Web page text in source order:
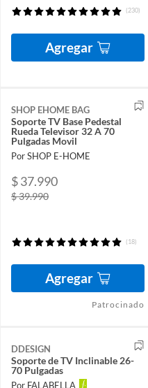
(230)
Agregar
SHOP EHOME BAG
Soporte TV Base Pedestal
Rueda Televisor 32 A 70
Pulgadas Movil
Por SHOP E-HOME
$ 37.990
$ 39.990
(18)
Agregar
Patrocinado
DDESIGN
Soporte de TV Inclinable 26-
70 Pulgadas
Por FALABELLA